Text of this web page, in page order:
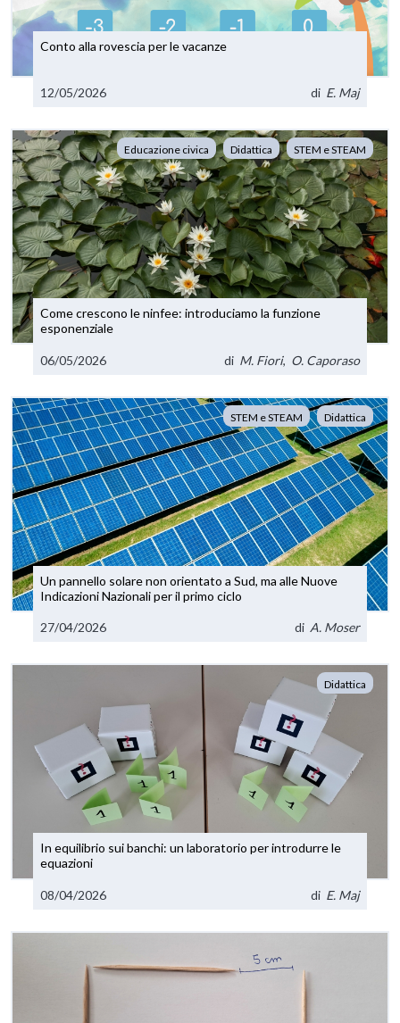
Conto alla rovescia per le vacanze
12/05/2026 di E. Maj
Educazione civica Didattica STEM e STEAM
Come crescono le ninfee: introduciamo la funzione
esponenziale
06/05/2026 di M. Fiori, O. Caporaso
STEM e STEAM Didattica
Un pannello solare non orientato a Sud, ma alle Nuove
Indicazioni Nazionali per il primo ciclo
27/04/2026 di A. Moser
Didattica
In equilibrio sui banchi: un laboratorio per introdurre le
equazioni
08/04/2026 di E. Maj